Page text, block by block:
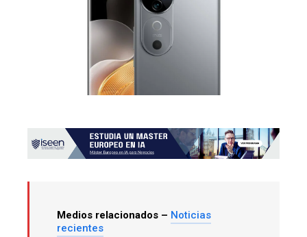
Medios relacionados – Noticias
recientes